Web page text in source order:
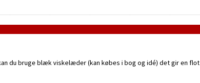
du bruge blæk viskelæder (kan købes i bog og idé) det gir en